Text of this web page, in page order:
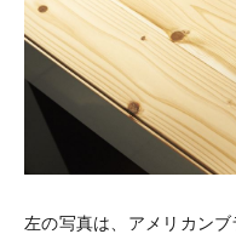
左の写真は、アメリカン